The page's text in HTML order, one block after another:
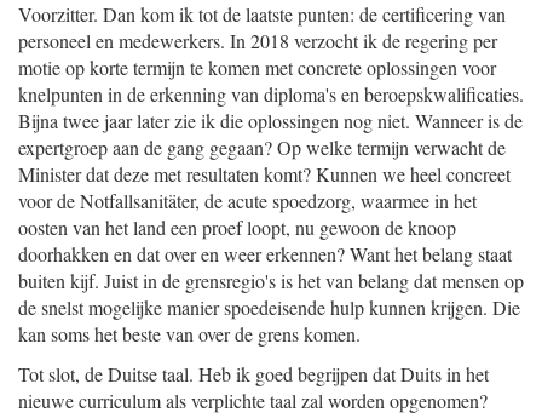
Voorzitter. Dan kom ik tot de laatste punten: de certificering van
personeel en medewerkers. In 2018 verzocht ik de regering per
motie op korte termijn te komen met concrete oplossingen voor
knelpunten in de erkenning van diploma's en beroepskwalificaties.
Bijna twee jaar later zie ik die oplossingen nog niet. Wanneer is de
expertgroep aan de gang gegaan? Op welke termijn verwacht de
Minister dat deze met resultaten komt? Kunnen we heel concreet
voor de Notfallsanitäter, de acute spoedzorg, waarmee in het
oosten van het land een proef loopt, nu gewoon de knoop
doorhakken en dat over en weer erkennen? Want het belang staat
buiten kijf. Juist in de grensregio's is het van belang dat mensen op
de snelst mogelijke manier spoedeisende hulp kunnen krijgen. Die
kan soms het beste van over de grens komen.
Tot slot, de Duitse taal. Heb ik goed begrijpen dat Duits in het
nieuwe curriculum als verplichte taal zal worden opgenomen?